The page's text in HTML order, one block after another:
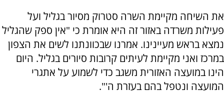
את השיחה מקיימת השרה סטרוק מסיור בגליל ועל
פעילות משרדה באזור זה היא אומרת כי "אין ספק שהגליל
נמצא בראש מעיינינו. אמרנו שבכוונתנו לשים את הצפון
במרכז ואני מקיימת לעיתים קרובות סיורים בגליל. היום
הינו במועצה האזורית משגב כדי לשמוע על אתגרי
המועצה ונטפל בהם בעזרת ה'".